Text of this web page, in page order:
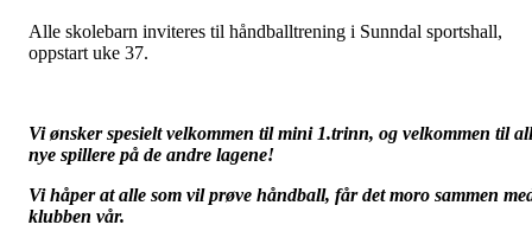
Alle skolebarn inviteres til håndballtrening i Sunndal sportshall,
oppstart uke 37.
Vi ønsker spesielt velkommen til mini 1.trinn, og velkommen til
nye spillere på de andre lagene!
Vi håper at alle som vil prøve håndball, får det moro sammen
klubben vår.